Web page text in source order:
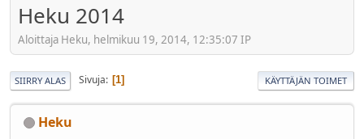
Heku 2014
Aloittaja Heku, helmikuu 19, 2014, 12:35:07 IP
SIIRRY ALAS Sivuja 1 KÄYTTÄJÄN TOIMET
Heku